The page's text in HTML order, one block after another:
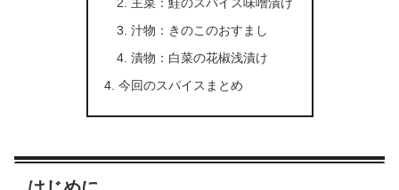
主菜：鮭のスパイス味噌漬け
汁物：きのこのおすまし
漬物：白菜の花椒浅漬け
今回のスパイスまとめ